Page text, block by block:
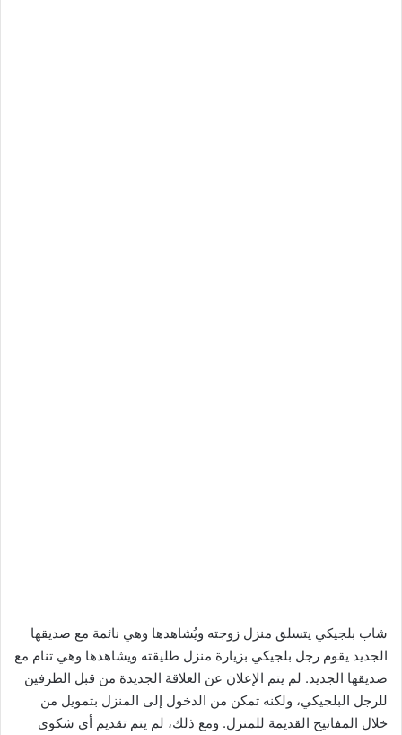
شاب بلجيكي يتسلق منزل زوجته ويُشاهدها وهي نائمة مع صديقها
الجديد يقوم رجل بلجيكي بزيارة منزل طليقته ويشاهدها وهي تنام مع
صديقها الجديد. لم يتم الإعلان عن العلاقة الجديدة من قبل الطرفين
للرجل البلجيكي، ولكنه تمكن من الدخول إلى المنزل بتمويل من
خلال المفاتيح القديمة للمنزل. ومع ذلك، لم يتم تقديم أي شكوى